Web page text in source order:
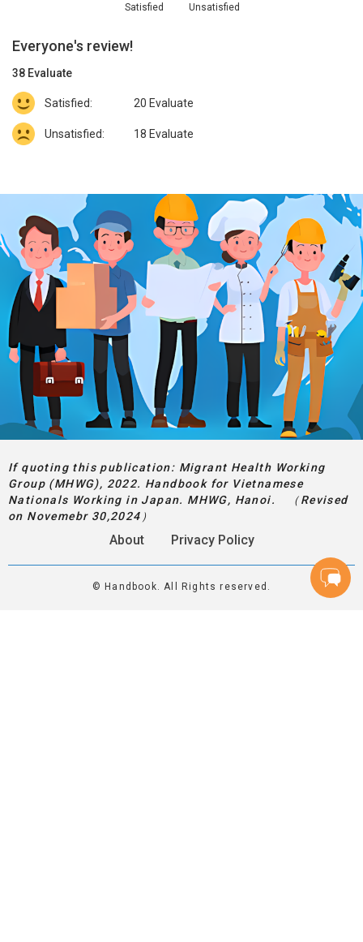
Satisfied Unsatisfied
Everyone's review!
38 Evaluate
Satisfied: 20 Evaluate
Unsatisfied: 18 Evaluate
If quoting this publication: Migrant Health Working
Group (MHWG), 2022. Handbook for Vietnamese
Nationals Working in Japan. MHWG, Hanoi. （Revised
on Novemebr 30,2024）
About Privacy Policy
© Handbook. All Rights reserved.